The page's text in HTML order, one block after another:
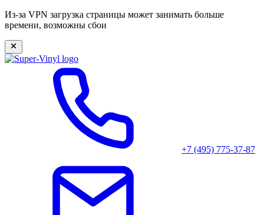
Из-за VPN загрузка страницы может занимать больше
времени, возможны сбои
+7 (495) 775-37-87